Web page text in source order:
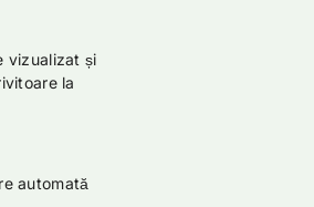
vizualizat și
la
automată